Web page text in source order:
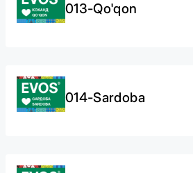
013-Qo'qon
014-Sardoba